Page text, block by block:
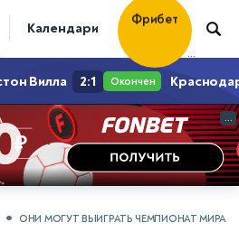
Календари Таблицы Матчи
Фрибет
...
...
ОНИ МОГУТ ВЫИГРАТЬ ЧЕМПИОНАТ МИРА